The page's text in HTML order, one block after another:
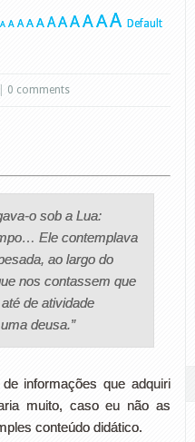
A A A A AAAAAAA Default
0 comments
o sob a Lua:
Ele contemplava
ao largo do
nos contassem que
de atividade
deusa.”
informações que adquiri
muito, caso eu não as
conteúdo didático.